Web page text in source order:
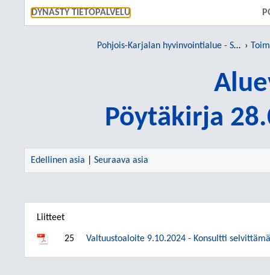
DYNASTY TIETOPALVELU SIIRRY
Pohjois-Karjalan hyvinvointialue - Siun sote
Pöytäkirja
Edellinen asia Seuraava asia
Liitteet
25 Valtuustoaloite 9.10.2024 - Konsultti